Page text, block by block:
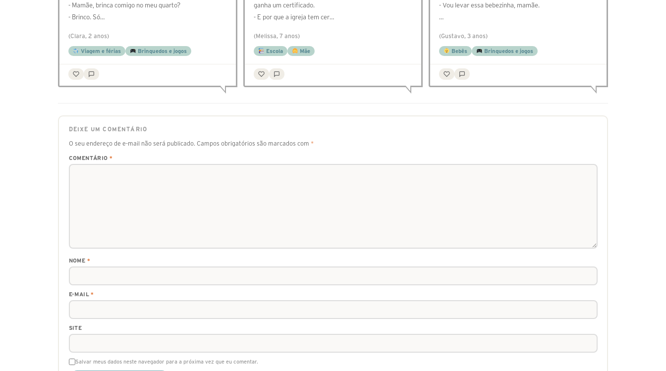
- Mamãe, brinca comigo no meu quarto?
- Brinco. Só…
(Clara, 2 anos)
Viagem e férias Brinquedos e jogos
ganha um certificado.
- E por que a igreja tem cer…
(Melissa, 7 anos)
Escola Mãe
- Vou levar essa bebezinha, mamãe.
…
(Gustavo, 3 anos)
Bebês Brinquedos e jogos
DEIXE UM COMENTÁRIO
O seu endereço de e-mail não será publicado. Campos obrigatórios são marcados com *
COMENTÁRIO *
NOME *
E-MAIL*
SITE
Salvar meus dados neste navegador para a próxima vez que eu comentar.